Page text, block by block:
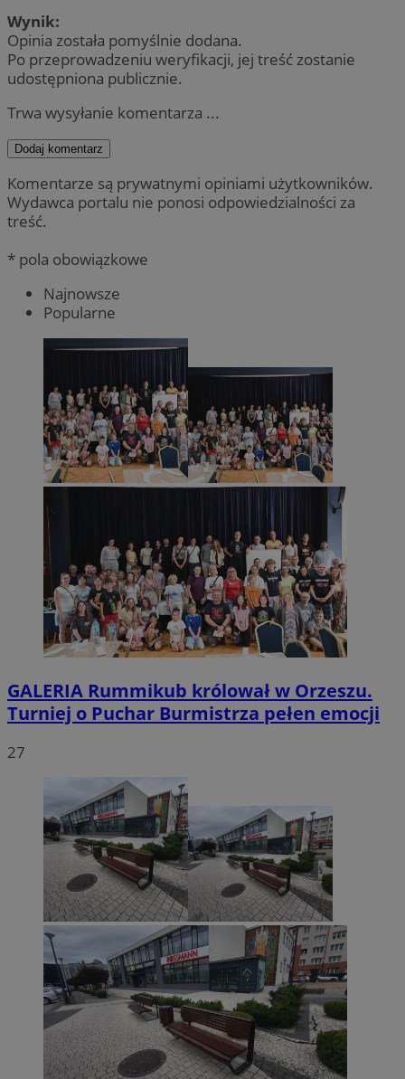
Wynik:
Opinia została pomyślnie dodana.
Po przeprowadzeniu weryfikacji, jej treść zostanie
udostępniona publicznie.
Trwa wysyłanie komentarza ...
Dodaj komentarz
Komentarze są prywatnymi opiniami użytkowników.
Wydawca portalu nie ponosi odpowiedzialności za
treść.
* pola obowiązkowe
Najnowsze
Popularne
GALERIA Rummikub królował w Orzeszu.
Turniej o Puchar Burmistrza pełen emocji
27